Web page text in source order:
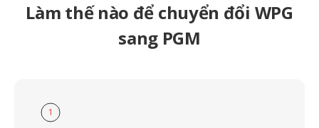
Làm thế nào để chuyển đổi WPG
sang PGM
1